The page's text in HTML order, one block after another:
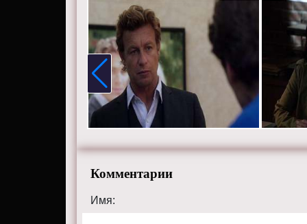
Комментарии
Имя: